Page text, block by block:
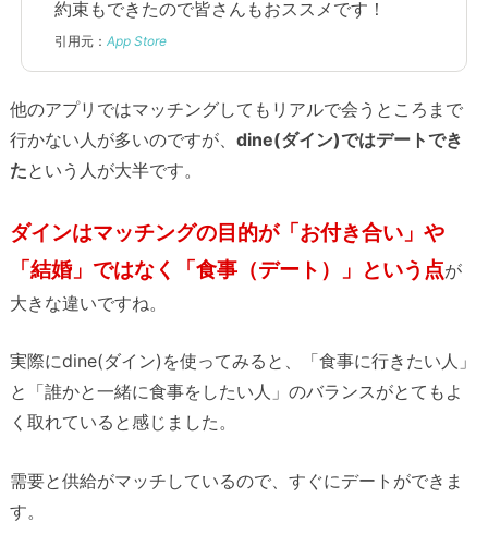
約束もできたので皆さんもおススメです！
引用元： App Store
他のアプリではマッチングしてもリアルで会うところまで
行かない人が多いのですが、 dine(ダイン)ではデートでき
たという人が大半です。
ダインはマッチングの目的が「お付き合い」や
「結婚」ではなく「食事（デート）」という点が
大きな違いですね。
実際にdine(ダイン)を使ってみると、「食事に行きたい人」
と「誰かと一緒に食事をしたい人」のバランスがとてもよ
く取れていると感じました。
需要と供給がマッチしているので、すぐにデートができま
す。